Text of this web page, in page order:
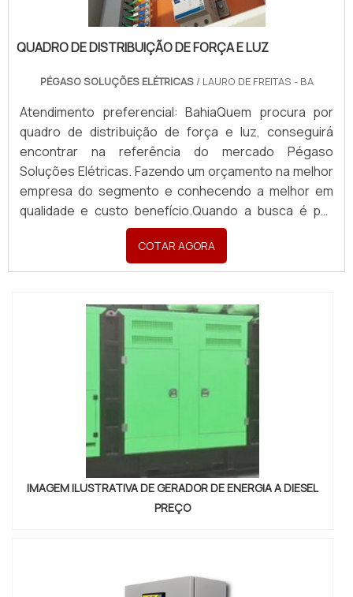
QUADRO DE DISTRIBUIÇÃO DE FORÇA E LUZ
PÉGASO SOLUÇÕES ELÉTRICAS / LAURO DE FREITAS - BA
Atendimento preferencial: BahiaQuem procura por
quadro de distribuição de força e luz, conseguirá
encontrar na referência do mercado Pégaso
Soluções Elétricas. Fazendo um orçamento na melhor
empresa do segmento e conhecendo a melhor em
qualidade e custo benefício.Quando a busca é por
quadro de distribuição de força e luz, com a Pégaso
Soluções Elétricas o cliente poderá contar ótima
qualidade com pagamento acessível.DETALHES
COTAR AGORA
IMAGEM ILUSTRATIVA DE GERADOR DE ENERGIA A DIESEL
PREÇO